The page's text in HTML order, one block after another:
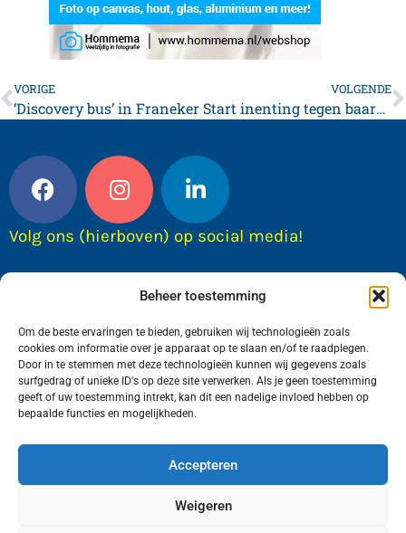
Beheer toestemming
Om de beste ervaringen te bieden, gebruiken wij technologieën zoals
cookies om informatie over je apparaat op te slaan en/of te raadplegen.
Door in te stemmen met deze technologieën kunnen wij gegevens zoals
surfgedrag of unieke ID's op deze site verwerken. Als je geen toestemming
geeft of uw toestemming intrekt, kan dit een nadelige invloed hebben op
bepaalde functies en mogelijkheden.
Accepteren
Weigeren
VORIGE
‘Discovery bus’ in Franeker
VOLGENDE
Start inenting tegen baarmoederhalskanker
Volg ons (hierboven) op social media!
Wij van FranekerActueel.nl verzorgen het nieuws
in de Gemeente Waadhoeke. Met als hoofdplaats